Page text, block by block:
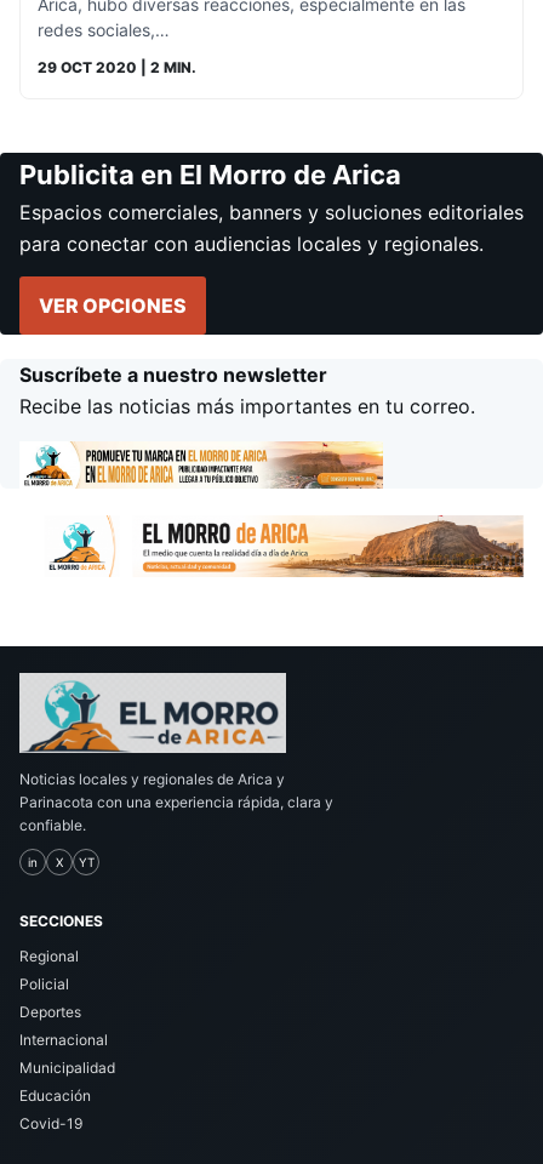
Arica, hubo diversas reacciones, especialmente en las
redes sociales,…
29 OCT 2020 | 2 MIN.
Publicita en El Morro de Arica
Espacios comerciales, banners y soluciones editoriales
para conectar con audiencias locales y regionales.
VER OPCIONES
Suscríbete a nuestro newsletter
Recibe las noticias más importantes en tu correo.
Noticias locales y regionales de Arica y
Parinacota con una experiencia rápida, clara y
confiable.
in X YT
SECCIONES
Regional
Policial
Deportes
Internacional
Municipalidad
Educación
Covid-19